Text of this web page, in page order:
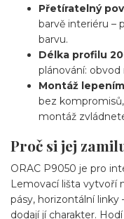
Přetíratelný
barvě interiéru –
barvu.
Délka profilu
plánování: obvod
Montáž
bez
montáž
Proč si jej
ORAC P9050 je pro
Lemovací lišta vytvoří
pásy, horizontální
dodají jí charakter.